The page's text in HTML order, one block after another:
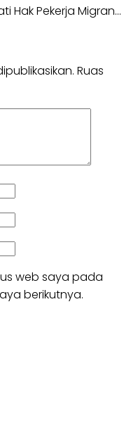
Hak Pekerja Migran…
Ruas
web saya pada
berikutnya.